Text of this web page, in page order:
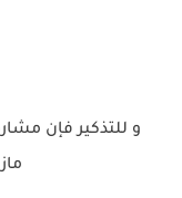
و للتذكير فإن